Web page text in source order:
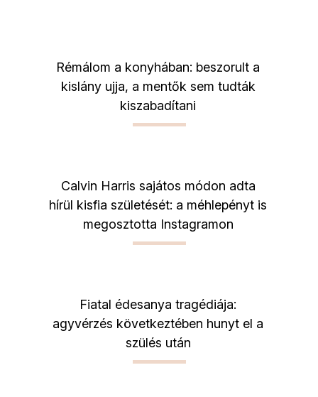
Rémálom a konyhában: beszorult a
kislány ujja, a mentők sem tudták
kiszabadítani
Calvin Harris sajátos módon adta
hírül kisfia születését: a méhlepényt is
megosztotta Instagramon
Fiatal édesanya tragédiája:
agyvérzés következtében hunyt el a
szülés után